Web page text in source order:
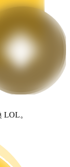
。